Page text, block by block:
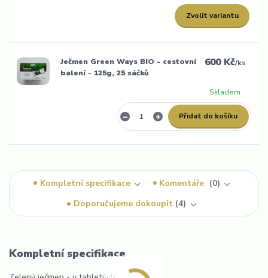
Zvolit variantu
Ječmen Green Ways BIO - cestovní
balení - 125g, 25 sáčků
600 Kč/ks
Skladem
Přidat do košíku
Kompletní specifikace Komentáře
0
Doporučujeme dokoupit 4
Kompletní specifikace